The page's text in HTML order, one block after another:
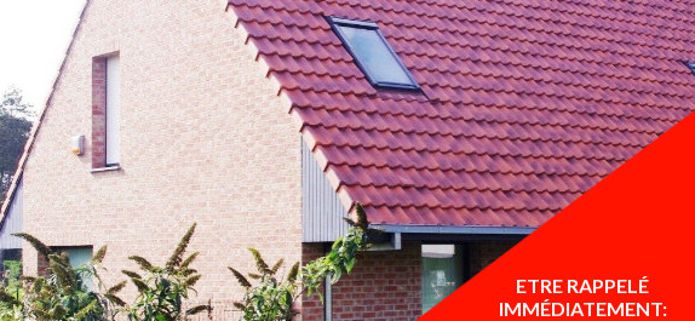
ETRE RAPPELÉ
IMMÉDIATEMENT: